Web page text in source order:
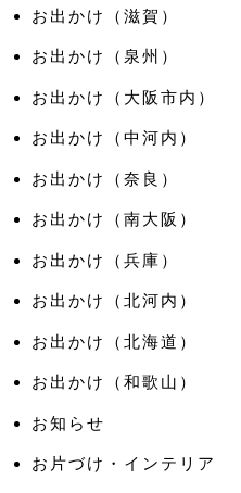
お出かけ（滋賀）
お出かけ（泉州）
お出かけ（大阪市内）
お出かけ（中河内）
お出かけ（奈良）
お出かけ（南大阪）
お出かけ（兵庫）
お出かけ（北河内）
お出かけ（北海道）
お出かけ（和歌山）
お知らせ
お片づけ・インテリア